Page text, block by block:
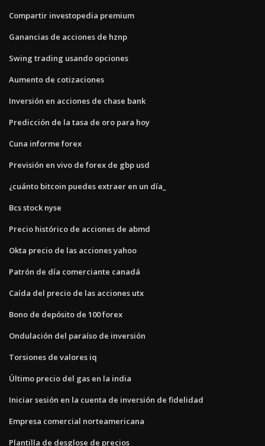
Compartir investopedia premium
Ganancias de acciones de hznp
Swing trading usando opciones
Aumento de cotizaciones
Inversión en acciones de chase bank
Predicción de la tasa de oro para hoy
Cuna informe forex
Previsión en vivo de forex de gbp usd
¿cuánto bitcoin puedes extraer en un día_
Bcs stock nyse
Precio histórico de acciones de abmd
Okta precio de las acciones yahoo
Patrón de día comerciante canadá
Caída del precio de las acciones utx
Bono de depósito de 100 forex
Ondulación del paraíso de inversión
Torsiones de valores iq
Último precio del gas en la india
Iniciar sesión en la cuenta de inversión de fidelidad
Empresa comercial norteamericana
Plantilla de desglose de precios